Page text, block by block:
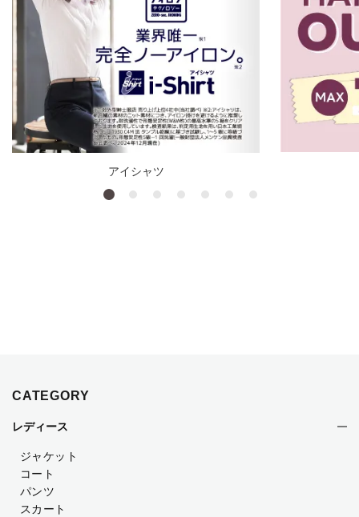
アイシャツ
CATEGORY
レディース
ジャケット
コート
パンツ
スカート